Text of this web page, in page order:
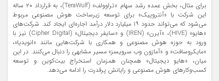
برای مثال، بخش عمده رشد سهام «تراوولف» (TeraWulf)، به قرارداد ۲۰ ساله
این شرکت با «آنتروپیک» برای توسعه زیرساخت هوش مصنوعی مربوط
می‌شود که می‌تواند حدود ۱۹ میلیارد دلار درآمد اجاره‌ای ایجاد کند. شرکت‌های
«هایو» (HIVE)، «آیرن» (IREN) و «سایفر دیجیتال» (Cipher Digital) نیز با
ورود به حوزه هوش مصنوعی و همکاری با شرکت‌هایی مانند «انویدیا»،
«مایکروسافت» و «آمازون وب سرویسز» مسیر مشابهی را دنبال می‌کنند. در این
میان، «هایو دیجیتال» همچنان همزمان استخراج بیت‌کوین و توسعه
کسب‌وکارهای هوش مصنوعی و رایانش پرقدرت را ادامه می‌دهد.